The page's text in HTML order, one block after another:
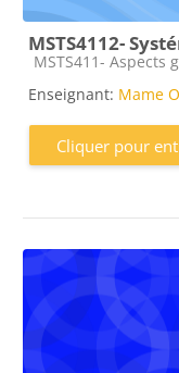
MSTS4112-
Catégorie de cours
MSTS411-
Enseignant: Mame
Cliquer pour